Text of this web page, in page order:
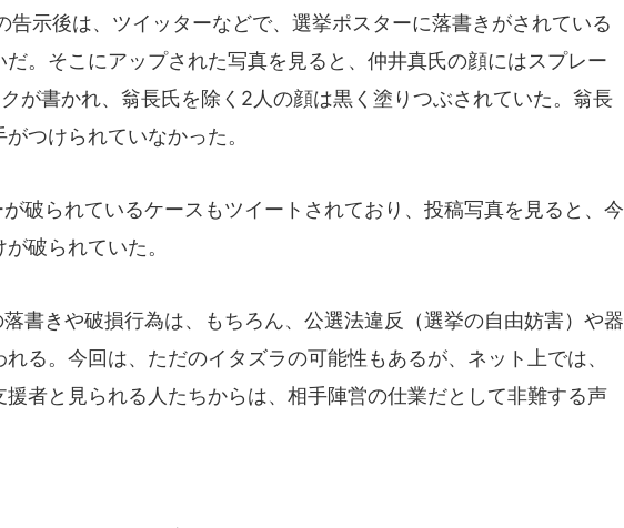
示後は、ツイッターなどで、選挙ポスターに落書きがされている
だ。そこにアップされた写真を見ると、仲井真氏の顔にはスプレー
が書かれ、翁長氏を除く2人の顔は黒く塗りつぶされていた。翁長
つけられていなかった。
破られているケースもツイートされており、投稿写真を見ると、今
破られていた。
書きや破損行為は、もちろん、公選法違反（選挙の自由妨害）や器
る。今回は、ただのイタズラの可能性もあるが、ネット上では、
援者と見られる人たちからは、相手陣営の仕業だとして非難する声